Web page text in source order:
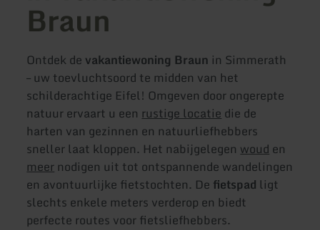
Braun
Ontdek de vakantiewoning Braun in Simmerath
– uw toevluchtsoord te midden van het
schilderachtige Eifel! Omgeven door ongerepte
natuur ervaart u een rustige locatie die de
harten van gezinnen en natuurliefhebbers
sneller laat kloppen. Het nabijgelegen woud en
meer nodigen uit tot ontspannende wandelingen
en avontuurlijke fietstochten. De fietspad ligt
slechts enkele meters verderop en biedt
perfecte routes voor fietsliefhebbers.